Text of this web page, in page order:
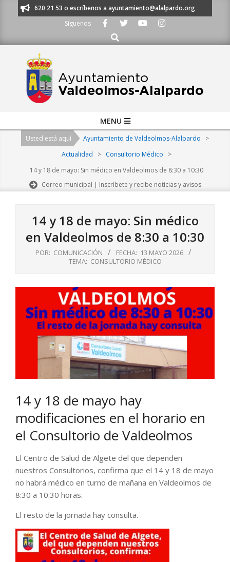
al 91 620 21 53 o escríbenos a ayuntamiento@alalpardo.org
Síguenos
Buscar
Navigation
MENU
Usted está aquí Ayuntamiento de Valdeolmos-Alalpardo
>
Actualidad
> Consultorio Médico
>
14 y 18 de mayo: Sin médico en Valdeolmos de 8:30 a 10:30
Correo municipal | Inscríbete y recibe noticias y avisos
14 y 18 de mayo: Sin médico
en Valdeolmos de 8:30 a 10:30
POR: COMUNICACIÓN FECHA: 13 MAYO 2026
TEMA: CONSULTORIO MÉDICO
14 y 18 de mayo hay
modificaciones en el horario en
el Consultorio de Valdeolmos
El Centro de Salud de Algete del que dependen
nuestros Consultorios, confirma que el 14 y 18 de mayo
no habrá médico en turno de mañana en Valdeolmos de
8:30 a 10:30 horas.
El resto de la jornada hay consulta.